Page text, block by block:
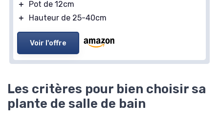
＋
Pot de 12cm
＋
Hauteur de 25-40cm
Voir l'offre
Les critères pour bien choisir sa
plante de salle de bain